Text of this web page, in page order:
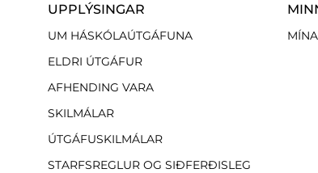
UPPLÝSINGAR
UM HÁSKÓLAÚTGÁFUNA
ELDRI ÚTGÁFUR
AFHENDING VARA
SKILMÁLAR
ÚTGÁFUSKILMÁLAR
STARFSREGLUR OG SIÐFERÐISLEG